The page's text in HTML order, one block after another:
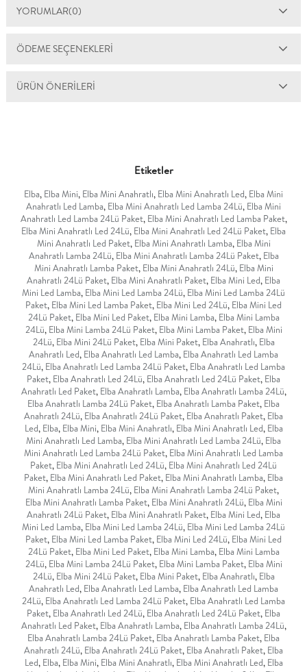
YORUMLAR(0)
ÖDEME SEÇENEKLERI
ÜRÜN ÖNERILERI
Etiketler
Elba, Elba Mini, Elba Mini Anahratlı, Elba Mini Anahratlı Led, Elba Mini
Anahratlı Led Lamba, Elba Mini Anahratlı Led Lamba 24Lü, Elba Mini
Anahratlı Led Lamba 24Lü Paket, Elba Mini Anahratlı Led Lamba Paket,
Elba Mini Anahratlı Led 24Lü, Elba Mini Anahratlı Led 24Lü Paket, Elba
Mini Anahratlı Led Paket, Elba Mini Anahratlı Lamba, Elba Mini
Anahratlı Lamba 24Lü, Elba Mini Anahratlı Lamba 24Lü Paket, Elba
Mini Anahratlı Lamba Paket, Elba Mini Anahratlı 24Lü, Elba Mini
Anahratlı 24Lü Paket, Elba Mini Anahratlı Paket, Elba Mini Led, Elba
Mini Led Lamba, Elba Mini Led Lamba 24Lü, Elba Mini Led Lamba 24Lü
Paket, Elba Mini Led Lamba Paket, Elba Mini Led 24Lü, Elba Mini Led
24Lü Paket, Elba Mini Led Paket, Elba Mini Lamba, Elba Mini Lamba
24Lü, Elba Mini Lamba 24Lü Paket, Elba Mini Lamba Paket, Elba Mini
24Lü, Elba Mini 24Lü Paket, Elba Mini Paket, Elba Anahratlı, Elba
Anahratlı Led, Elba Anahratlı Led Lamba, Elba Anahratlı Led Lamba
24Lü, Elba Anahratlı Led Lamba 24Lü Paket, Elba Anahratlı Led Lamba
Paket, Elba Anahratlı Led 24Lü, Elba Anahratlı Led 24Lü Paket, Elba
Anahratlı Led Paket, Elba Anahratlı Lamba, Elba Anahratlı Lamba 24Lü,
Elba Anahratlı Lamba 24Lü Paket, Elba Anahratlı Lamba Paket, Elba
Anahratlı 24Lü, Elba Anahratlı 24Lü Paket, Elba Anahratlı Paket, Elba
Led, Elba, Elba Mini, Elba Mini Anahratlı, Elba Mini Anahratlı Led, Elba
Mini Anahratlı Led Lamba, Elba Mini Anahratlı Led Lamba 24Lü, Elba
Mini Anahratlı Led Lamba 24Lü Paket, Elba Mini Anahratlı Led Lamba
Paket, Elba Mini Anahratlı Led 24Lü, Elba Mini Anahratlı Led 24Lü
Paket, Elba Mini Anahratlı Led Paket, Elba Mini Anahratlı Lamba, Elba
Mini Anahratlı Lamba 24Lü, Elba Mini Anahratlı Lamba 24Lü Paket,
Elba Mini Anahratlı Lamba Paket, Elba Mini Anahratlı 24Lü, Elba Mini
Anahratlı 24Lü Paket, Elba Mini Anahratlı Paket, Elba Mini Led, Elba
Mini Led Lamba, Elba Mini Led Lamba 24Lü, Elba Mini Led Lamba 24Lü
Paket, Elba Mini Led Lamba Paket, Elba Mini Led 24Lü, Elba Mini Led
24Lü Paket, Elba Mini Led Paket, Elba Mini Lamba, Elba Mini Lamba
24Lü, Elba Mini Lamba 24Lü Paket, Elba Mini Lamba Paket, Elba Mini
24Lü, Elba Mini 24Lü Paket, Elba Mini Paket, Elba Anahratlı, Elba
Anahratlı Led, Elba Anahratlı Led Lamba, Elba Anahratlı Led Lamba
24Lü, Elba Anahratlı Led Lamba 24Lü Paket, Elba Anahratlı Led Lamba
Paket, Elba Anahratlı Led 24Lü, Elba Anahratlı Led 24Lü Paket, Elba
Anahratlı Led Paket, Elba Anahratlı Lamba, Elba Anahratlı Lamba 24Lü,
Elba Anahratlı Lamba 24Lü Paket, Elba Anahratlı Lamba Paket, Elba
Anahratlı 24Lü, Elba Anahratlı 24Lü Paket, Elba Anahratlı Paket, Elba
Led, Elba, Elba Mini, Elba Mini Anahratlı, Elba Mini Anahratlı Led, Elba